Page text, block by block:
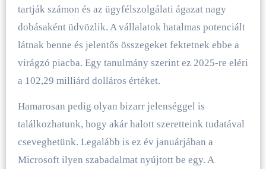
tartják számon és az ügyfélszolgálati ágazat nagy
dobásaként üdvözlik. A vállalatok hatalmas potenciált
látnak benne és jelentős összegeket fektetnek ebbe a
virágzó piacba. Egy tanulmány szerint ez 2025-re eléri
a 102,29 milliárd dolláros értéket.
Hamarosan pedig olyan bizarr jelenséggel is
találkozhatunk, hogy akár halott szeretteink tudatával
cseveghetünk. Legalább is ez év januárjában a
Microsoft ilyen szabadalmat nyújtott be egy. A